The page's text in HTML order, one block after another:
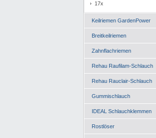
17x
Keilriemen GardenPower
Breitkeilriemen
Zahnflachriemen
Rehau Raufilam-Schlauch
Rehau Rauclair-Schlauch
Gummischlauch
IDEAL Schlauchklemmen
Rostlöser